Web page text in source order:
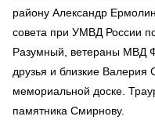
району Александр
совета при УМВД России
Разумный, ветераны МВД
друзья и близкие
мемориальной доске.
памятника Смирнову.